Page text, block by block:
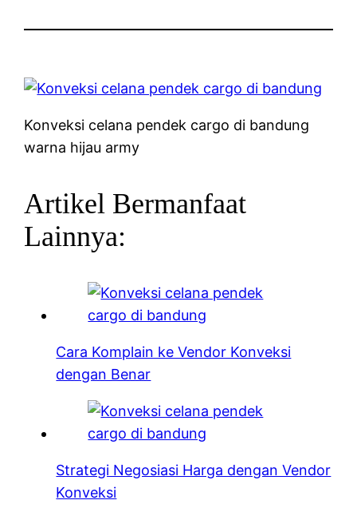
Konveksi celana pendek cargo di bandung
warna hijau army
Artikel Bermanfaat
Lainnya:
Cara Komplain ke Vendor Konveksi
dengan Benar
Strategi Negosiasi Harga dengan Vendor
Konveksi